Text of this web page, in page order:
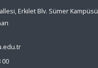
Erkilet Blv. Sümer Kampüsü
00